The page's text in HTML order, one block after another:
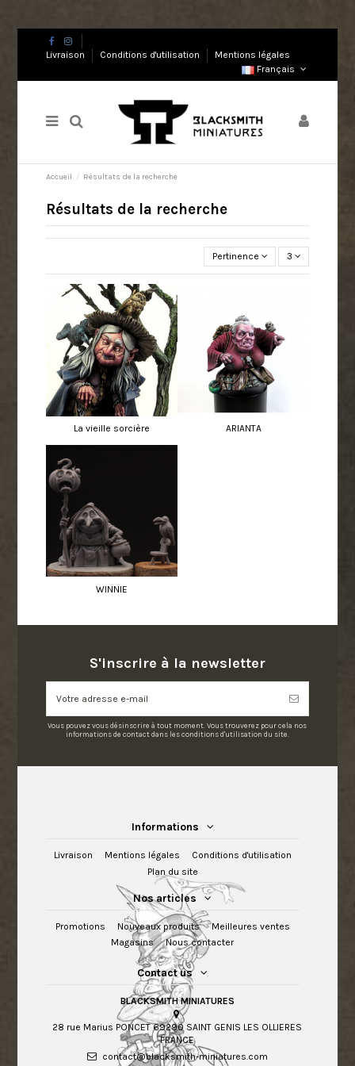
Livraison Conditions d'utilisation
Mentions légales
Français
Accueil Résultats de la recherche
Résultats de la recherche
Pertinence 3
La vieille sorcière ARIANTA
WINNIE
S'inscrire à la newsletter
Vous pouvez vous désinscrire à tout moment. Vous trouverez pour cela nos
informations de contact dans les conditions d'utilisation du site.
Informations
Livraison Mentions légales
Conditions d'utilisation
Plan du site
Nos articles
Promotions Nouveaux produits
Meilleures ventes
Magasins
Nous contacter
Contact us
BLACKSMITH MINIATURES
28 rue Marius PONCET 69290 SAINT GENIS LES OLLIERES
FRANCE
contact@blacksmith-miniatures.com